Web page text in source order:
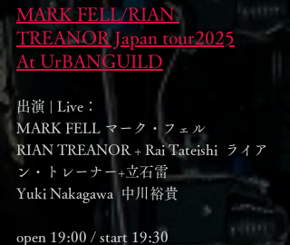
MARK FELL/RIAN
TREANOR Japan tour2025
At UrBANGUILD
出演 | Live：
MARK FELL マーク・フェル
RIAN TREANOR + Rai Tateishi  ライア
ン・トレーナー+立石雷
Yuki Nakagawa  中川裕貴
open 19:00 / start 19:30